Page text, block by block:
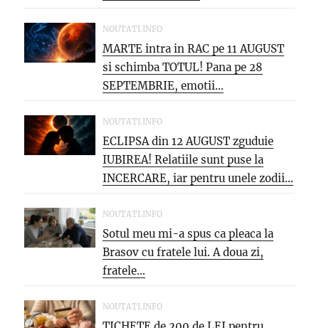
NOUTATI.INFO
MARTE intra in RAC pe 11 AUGUST
si schimba TOTUL! Pana pe 28
SEPTEMBRIE, emotii...
NOUTATI.INFO
ECLIPSA din 12 AUGUST zguduie
IUBIREA! Relatiile sunt puse la
INCERCARE, iar pentru unele zodii...
NOUTATI.INFO
Sotul meu mi-a spus ca pleaca la
Brasov cu fratele lui. A doua zi,
fratele...
NOUTATI.INFO